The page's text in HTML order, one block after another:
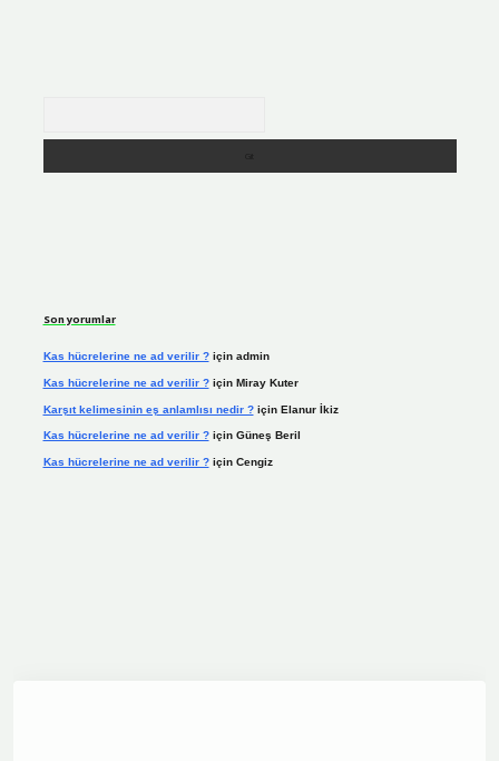
Son yorumlar
Kas hücrelerine ne ad verilir ?için admin
Kas hücrelerine ne ad verilir ?için Miray Kuter
Karşıt kelimesinin eş anlamlısı nedir ?için Elanur İkiz
Kas hücrelerine ne ad verilir ?için Güneş Beril
Kas hücrelerine ne ad verilir ?için Cengiz